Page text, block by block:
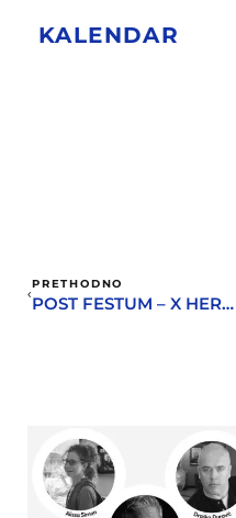
KALENDAR
PRETHODNO
POST FESTUM – X HERCEGNOVSKI STRIP FESTIVAL